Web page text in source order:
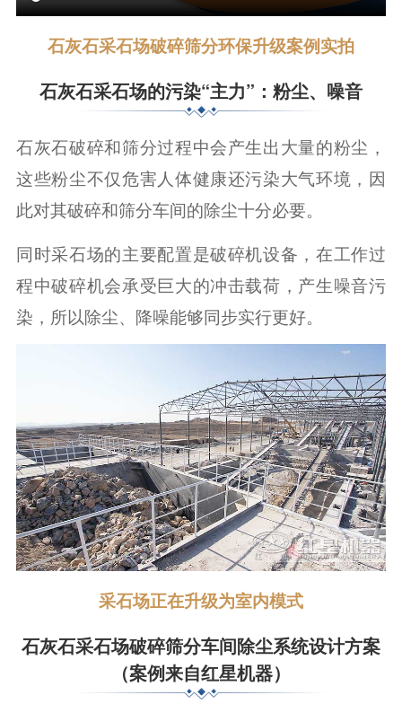
石灰石采石场破碎筛分环保升级案例实拍
石灰石采石场的污染“主力”：粉尘、噪音
石灰石破碎和筛分过程中会产生出大量的粉尘，
这些粉尘不仅危害人体健康还污染大气环境，因
此对其破碎和筛分车间的除尘十分必要。
同时采石场的主要配置是破碎机设备，在工作过
程中破碎机会承受巨大的冲击载荷，产生噪音污
染，所以除尘、降噪能够同步实行更好。
采石场正在升级为室内模式
石灰石采石场破碎筛分车间除尘系统设计方案
（案例来自红星机器）